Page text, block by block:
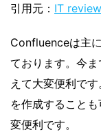
引用元： IT review
Confluenceは主
ております。今
えて大変便利で
を作成すること
変便利です。